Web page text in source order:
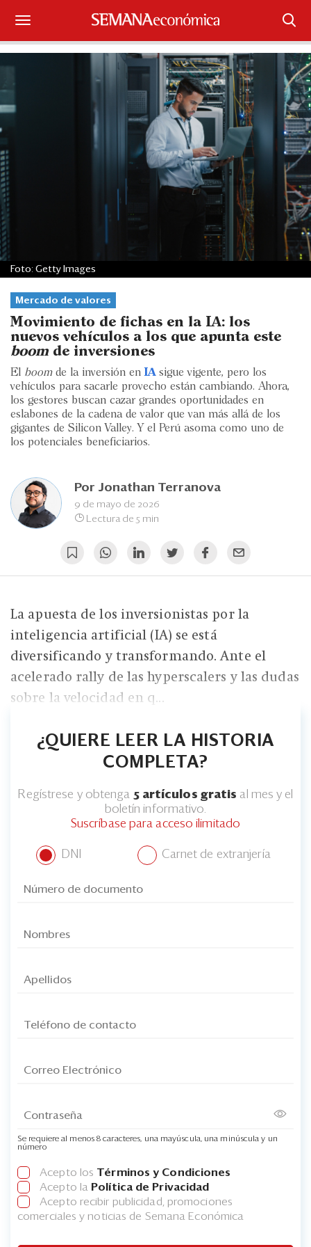
Suscríbase
¿Qué está pasando?
Economía y Finanzas
Legal y Política
Eventos
Blogs
Ranking CEO
Edición Impresa
Mercado de valores
Movimiento de fichas en la IA: los
nuevos vehículos a los que apunta este
boom de inversiones
El boomde la inversión en IA sigue vigente, pero los
vehículos para sacarle provecho están cambiando. Ahora,
los gestores buscan cazar grandes oportunidades en
eslabones de la cadena de valor que van más allá de los
gigantes de Silicon Valley. Y el Perú asoma como uno de
los potenciales beneficiarios.
Por Jonathan Terranova
9 de mayo de 2026
Lectura de 5 min
Foto: Getty Images
La apuesta de los inversionistas por la
inteligencia artificial (IA) se está
diversificando y transformando. Ante el
acelerado rally de las hyperscalers y las dudas
sobre la velocidad en q...
¿QUIERE LEER LA HISTORIA
COMPLETA?
Regístrese y obtenga 5 artículos gratis al mes y el
boletín informativo.
Suscríbase para acceso ilimitado
DNI Carnet de extranjería
Se requiere al menos 8 caracteres, una mayúscula, una minúscula y un
número
Acepto los Términos y Condiciones
Acepto la Política de Privacidad
Acepto recibir publicidad, promociones
comerciales y noticias de Semana Económica